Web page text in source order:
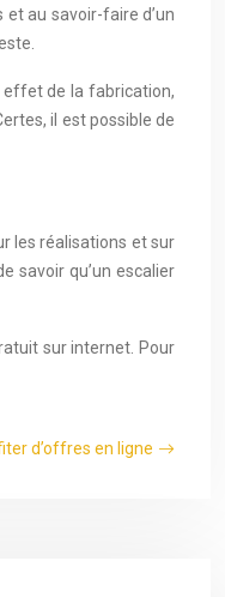
au savoir-faire d’un
effet de la fabrication,
il est possible de
les réalisations et sur
savoir qu’un escalier
sur internet. Pour
d’offres en ligne